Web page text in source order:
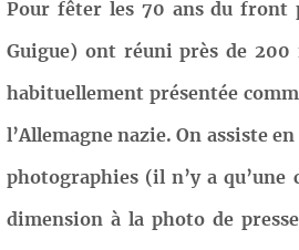
Pour fêter les 70 ans du front
Guigue) ont réuni près de 200
habituellement présentée
l’Allemagne nazie. On assiste
photographies (il n’y a qu’une
dimension à la photo de